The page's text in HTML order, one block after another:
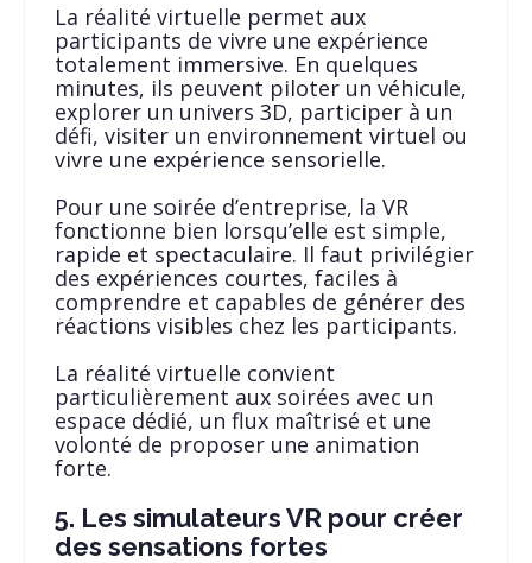
La réalité virtuelle permet aux
participants de vivre une expérience
totalement immersive. En quelques
minutes, ils peuvent piloter un véhicule,
explorer un univers 3D, participer à un
défi, visiter un environnement virtuel ou
vivre une expérience sensorielle.
Pour une soirée d’entreprise, la VR
fonctionne bien lorsqu’elle est simple,
rapide et spectaculaire. Il faut privilégier
des expériences courtes, faciles à
comprendre et capables de générer des
réactions visibles chez les participants.
La réalité virtuelle convient
particulièrement aux soirées avec un
espace dédié, un flux maîtrisé et une
volonté de proposer une animation
forte.
5. Les simulateurs VR pour créer
des sensations fortes